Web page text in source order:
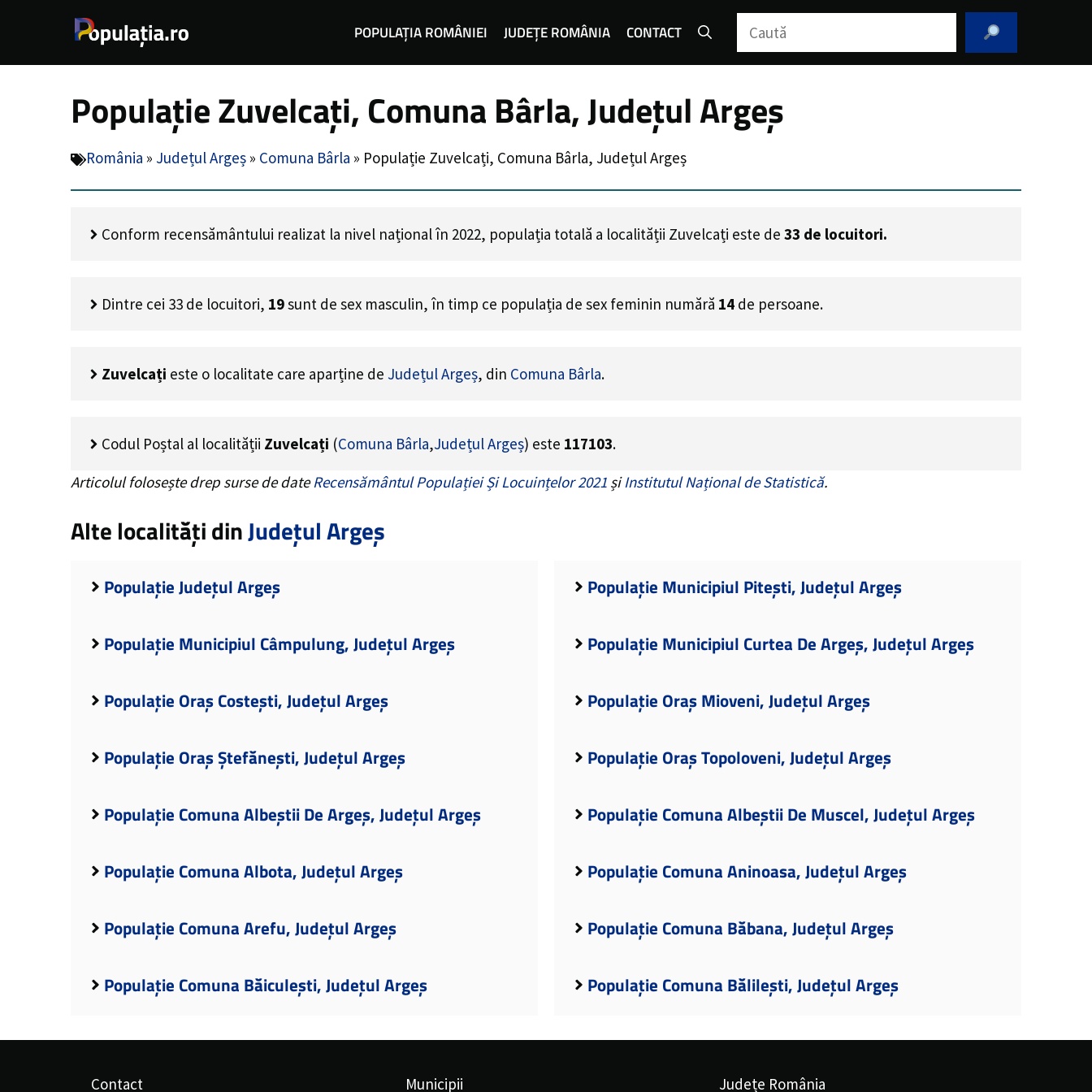
POPULAȚIA ROMÂNIEI JUDEȚE ROMÂNIA CONTACT Caută
Populație Zuvelcați, Comuna Bârla, Județul Argeș
România » Județul Argeș » Comuna Bârla » Populație Zuvelcați, Comuna Bârla, Județul Argeș
Conform recensământului realizat la nivel național în 2022, populația totală a localității Zuvelcați este de 33 de locuitori.
Dintre cei 33 de locuitori, 19sunt de sex masculin, în timp ce populația de sex feminin numără 14 de persoane.
Zuvelcați este o localitate care aparține de Județul Argeș, din Comuna Bârla.
Codul Poștal al localității Zuvelcați (Comuna Bârla,Județul Argeș) este 117103.
Articolul folosește drep surse de dateRecensământul Populației Și Locuințelor 2021 șiInstitutul Național de Statistică.
Alte localități dinJudețul Argeș
Populație Județul Argeș Populație Municipiul Pitești, Județul Argeș
Populație Municipiul Câmpulung, Județul Argeș Populație Municipiul Curtea De Argeș, Județul Argeș
Populație Oraș Costești, Județul Argeș Populație Oraș Mioveni, Județul Argeș
Populație Oraș Ștefănești, Județul Argeș Populație Oraș Topoloveni, Județul Argeș
Populație Comuna Albeștii De Argeș, Județul Argeș Populație Comuna Albeștii De Muscel, Județul Argeș
Populație Comuna Albota, Județul Argeș Populație Comuna Aninoasa, Județul Argeș
Populație Comuna Arefu, Județul Argeș Populație Comuna Băbana, Județul Argeș
Populație Comuna Băiculești, Județul Argeș Populație Comuna Bălilești, Județul Argeș
Contact Municipii Județe România